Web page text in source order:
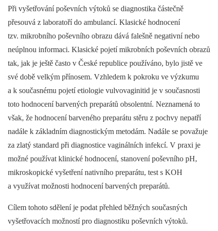
Při vyšetřování poševních výtoků se diagnostika částečně
přesouvá z laboratoří do ambulancí. Klasické hodnocení
tzv. mikrobního poševního obrazu dává falešně negativní nebo
neúplnou informaci. Klasické pojetí mikrobních poševních obrazů
tak, jak je ještě často v České republice používáno, bylo jistě ve
své době velkým přínosem. Vzhledem k pokroku ve výzkumu
a k současnému pojetí etiologie vulvovaginitid je v současnosti
toto hodnocení barvených preparátů obsolentní. Neznamená to
však, že hodnocení barveného preparátu stěru z pochvy nepatří
nadále k základním diagnostickým metodám. Nadále se považuje
za zlatý standard při diagnostice vaginálních infekcí. V praxi je
možné používat klinické hodnocení, stanovení poševního pH,
mikroskopické vyšetření nativního preparátu, test s KOH
a využívat možnosti hodnocení barvených preparátů.
Cílem tohoto sdělení je podat přehled běžných současných
vyšetřovacích možností pro diagnostiku poševních výtoků.